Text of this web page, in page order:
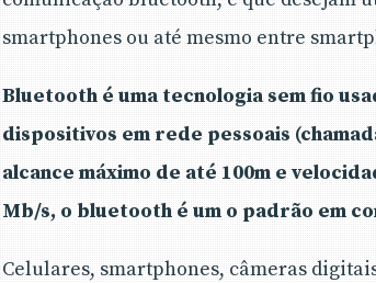
smartphones ou até mesmo entre
Bluetooth é uma tecnologia sem fio
dispositivos em rede pessoais
alcance máximo de até 100m e
Mb/s, o bluetooth é um o padrão em
Celulares, smartphones, câmeras